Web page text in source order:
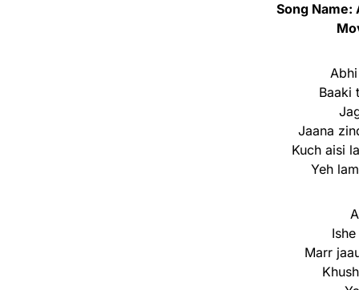
Song Name:
Baaki
Jaana
Kuch aisi
Yeh
Marr